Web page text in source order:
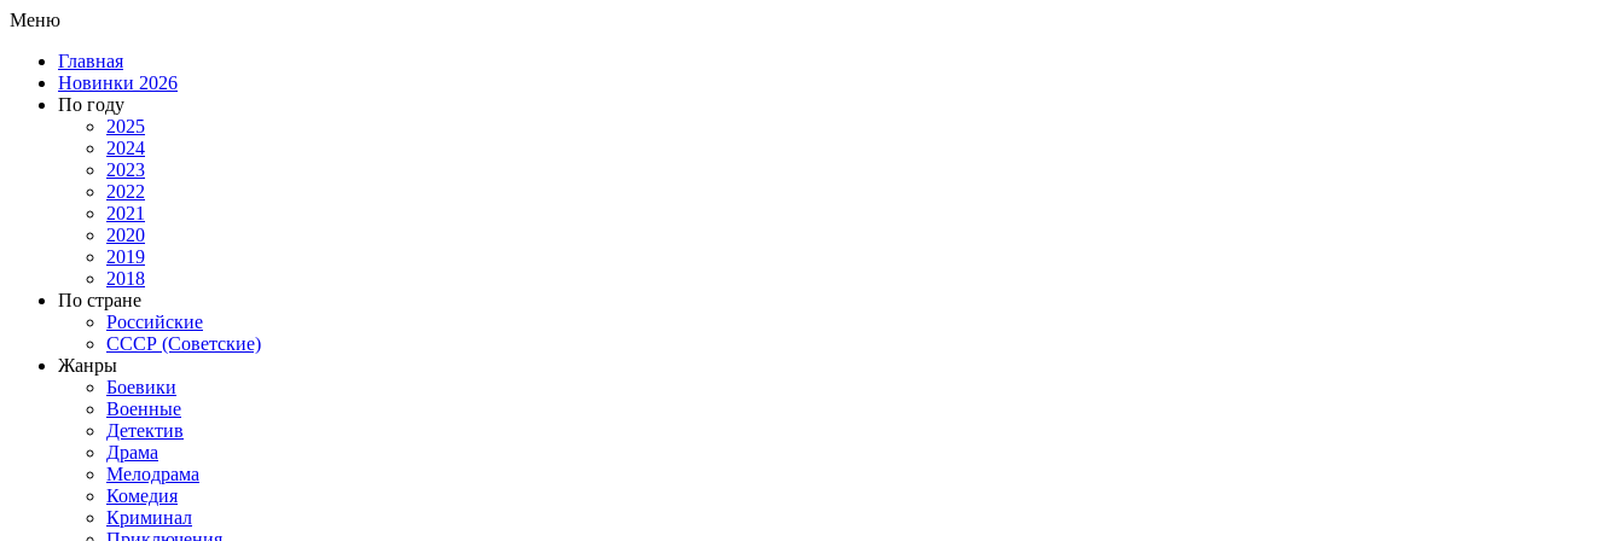
Меню
Главная
Новинки 2026
По году
2025
2024
2023
2022
2021
2020
2019
2018
По стране
Российские
СССР (Советские)
Жанры
Боевики
Военные
Детектив
Драма
Мелодрама
Комедия
Криминал